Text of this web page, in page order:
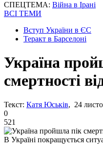
СПЕЦТЕМА: Війна в Ірані
ВСІ ТЕМИ
Вступ України в ЄС
Теракт в Барселоні
Україна
смертності
Текст: Катя Юськів, 24
0
521
В Україні покращується